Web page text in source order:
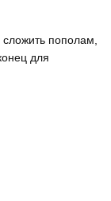
сложить пополам,
для